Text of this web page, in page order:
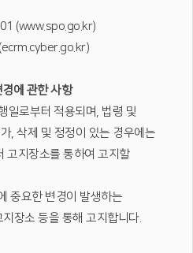
(www.spo.go.kr)
에 관한 사항
일로부터 적용되며, 법령 및
, 삭제 및 정정이 있는 경우에는
고지장소를 통하여 고지할
중요한 변경이 발생하는
장소 등을 통해 고지합니다.